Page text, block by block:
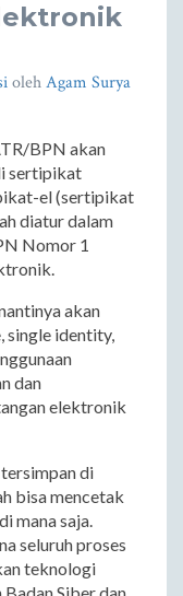
olehAgam Surya
BPN akan
sertipikat
el (sertipikat
diatur dalam
Nomor 1
akan
single identity,
dan
elektronik
di
bisa mencetak
mana saja.
seluruh proses
teknologi